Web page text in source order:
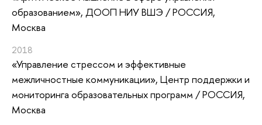
образованием», ДООП НИУ ВШЭ / РОССИЯ,
Москва
2018
«Управление стрессом и эффективные
межличностные коммуникации», Центр поддержки и
мониторинга образовательных программ / РОССИЯ,
Москва